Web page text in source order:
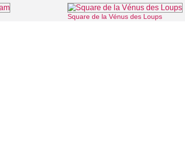
Square de la Vénus des Loups